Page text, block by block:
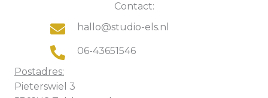
Contact:
hallo@studio-els.nl
06-43651546
Postadres:
Pieterswiel 3